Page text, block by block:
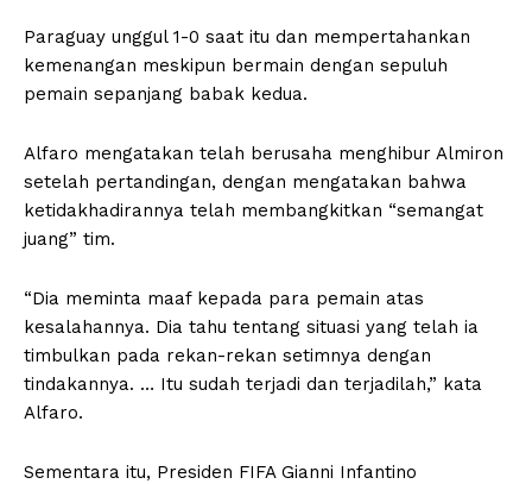
Paraguay unggul 1-0 saat itu dan mempertahankan
kemenangan meskipun bermain dengan sepuluh
pemain sepanjang babak kedua.
Alfaro mengatakan telah berusaha menghibur Almiron
setelah pertandingan, dengan mengatakan bahwa
ketidakhadirannya telah membangkitkan “semangat
juang” tim.
“Dia meminta maaf kepada para pemain atas
kesalahannya. Dia tahu tentang situasi yang telah ia
timbulkan pada rekan-rekan setimnya dengan
tindakannya. … Itu sudah terjadi dan terjadilah,” kata
Alfaro.
Sementara itu, Presiden FIFA Gianni Infantino